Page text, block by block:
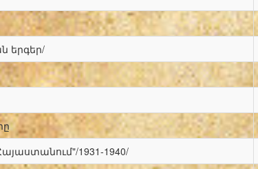
երգեր/
1931-1940/